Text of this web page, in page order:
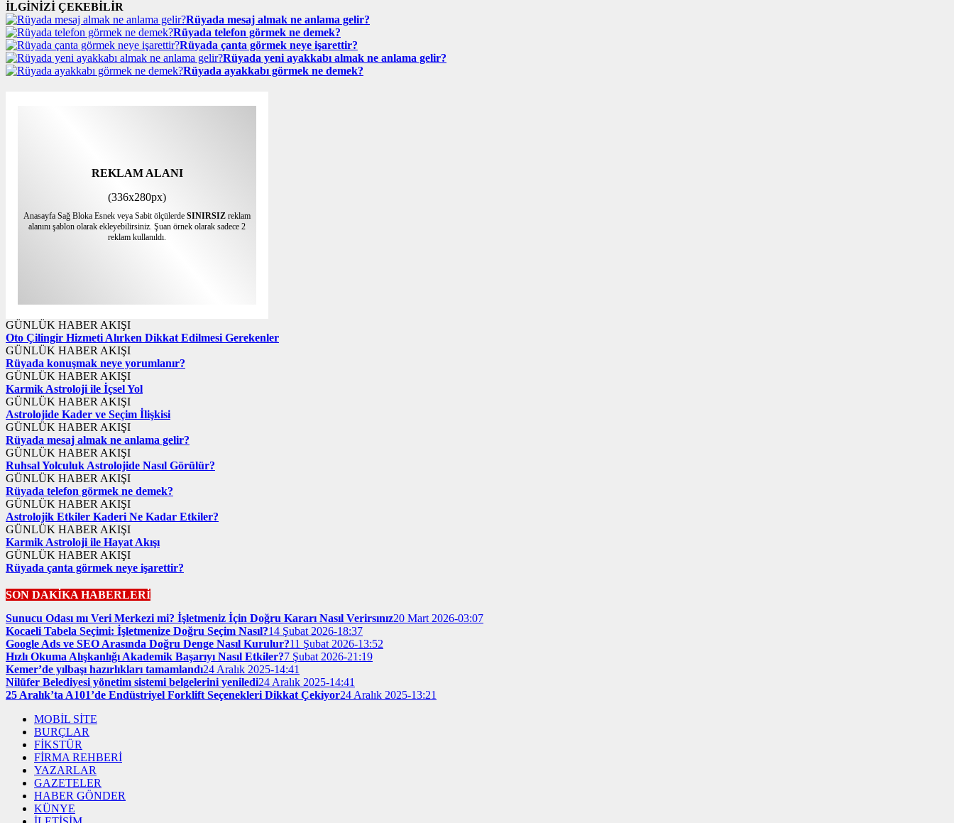
İLGİNİZİ ÇEKEBİLİR
Rüyada mesaj almak ne anlama gelir?
Rüyada telefon görmek ne demek?
Rüyada çanta görmek neye işarettir?
Rüyada yeni ayakkabı almak ne anlama gelir?
Rüyada ayakkabı görmek ne demek?
REKLAM ALANI
(336x280px)
Anasayfa Sağ Bloka Esnek veya Sabit ölçülerde SINIRSIZ reklam
alanını şablon olarak ekleyebilirsiniz. Şuan örnek olarak sadece 2
reklam kullanıldı.
GÜNLÜK HABER AKIŞI
Oto Çilingir Hizmeti Alırken Dikkat Edilmesi Gerekenler
GÜNLÜK HABER AKIŞI
Rüyada konuşmak neye yorumlanır?
GÜNLÜK HABER AKIŞI
Karmik Astroloji ile İçsel Yol
GÜNLÜK HABER AKIŞI
Astrolojide Kader ve Seçim İlişkisi
GÜNLÜK HABER AKIŞI
Rüyada mesaj almak ne anlama gelir?
GÜNLÜK HABER AKIŞI
Ruhsal Yolculuk Astrolojide Nasıl Görülür?
GÜNLÜK HABER AKIŞI
Rüyada telefon görmek ne demek?
GÜNLÜK HABER AKIŞI
Astrolojik Etkiler Kaderi Ne Kadar Etkiler?
GÜNLÜK HABER AKIŞI
Karmik Astroloji ile Hayat Akışı
GÜNLÜK HABER AKIŞI
Rüyada çanta görmek neye işarettir?
SON DAKİKA HABERLERİ
Sunucu Odası mı Veri Merkezi mi? İşletmeniz İçin Doğru Kararı Nasıl Verirsınız20 Mart 2026-03:07
Kocaeli Tabela Seçimi: İşletmenize Doğru Seçim Nasıl?14 Şubat 2026-18:37
Google Ads ve SEO Arasında Doğru Denge Nasıl Kurulur?11 Şubat 2026-13:52
Hızlı Okuma Alışkanlığı Akademik Başarıyı Nasıl Etkiler?7 Şubat 2026-21:19
Kemer’de yılbaşı hazırlıkları tamamlandı24 Aralık 2025-14:41
Nilüfer Belediyesi yönetim sistemi belgelerini yeniledi24 Aralık 2025-14:41
25 Aralık’ta A101’de Endüstriyel Forklift Seçenekleri Dikkat Çekiyor24 Aralık 2025-13:21
MOBİL SİTE
BURÇLAR
FİKSTÜR
FİRMA REHBERİ
YAZARLAR
GAZETELER
HABER GÖNDER
KÜNYE